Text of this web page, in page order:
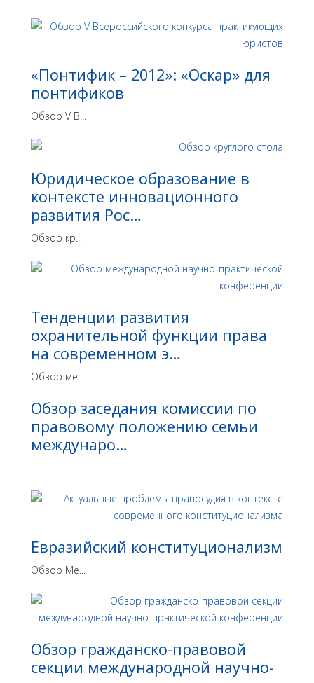
«Понтифик – 2012»: «Оскар» для
понтификов
Обзор V В...
Юридическое образование в
контексте инновационного
развития Рос…
Обзор кр...
Тенденции развития
охранительной функции права
на современном э…
Обзор ме...
Обзор заседания комиссии по
правовому положению семьи
междунаро…
Евразийский конституционализм
Обзор Ме...
Обзор гражданско-правовой
секции международной научно-